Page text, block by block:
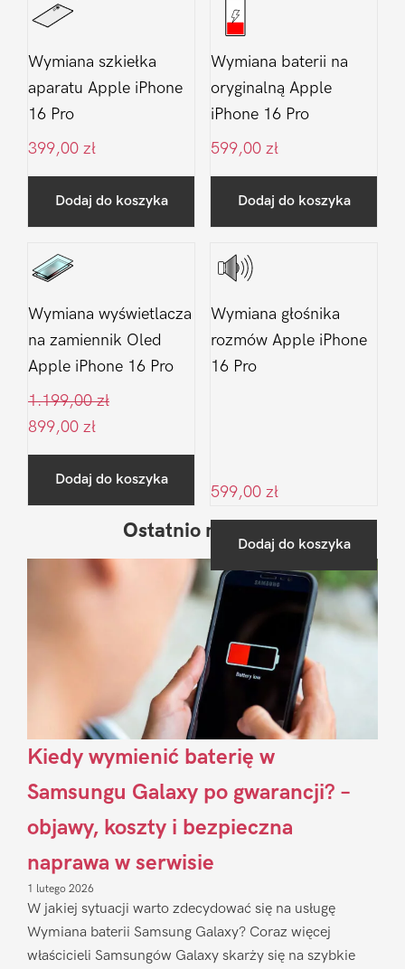
Wymiana szkiełka
aparatu Apple iPhone
16 Pro
399,00 zł
Dodaj do koszyka
Wymiana baterii na
oryginalną Apple
iPhone 16 Pro
599,00 zł
Dodaj do koszyka
Wymiana wyświetlacza
na zamiennik Oled
Apple iPhone 16 Pro
1.199,00zł
899,00 zł
Dodaj do koszyka
Wymiana głośnika
rozmów Apple iPhone
16 Pro
599,00 zł
Dodaj do koszyka
Sidebar
Ostatnio na blogu
Kiedy wymienić baterię w
Samsungu Galaxy po gwarancji? –
objawy, koszty i bezpieczna
naprawa w serwisie
1 lutego 2026
W jakiej sytuacji warto zdecydować się na usługę
Wymiana baterii Samsung Galaxy? Coraz więcej
właścicieli Samsungów Galaxy skarży się na szybkie